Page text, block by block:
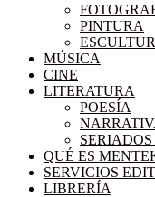
PINTURA
MÚSICA
CINE
LITERATURA
POESÍA
QUÉ ES
SERVICIOS
LIBRERÍA